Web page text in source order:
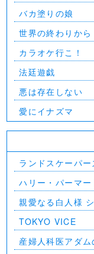
バカ塗りの娘
世界の終わりから
カラオケ行こ！
法廷遊戯
悪は存在しない
愛にイナズマ
ランドスケーパ
ハリー・パーマ
親愛なる白人様
TOKYO VICE
産婦人科医アダ